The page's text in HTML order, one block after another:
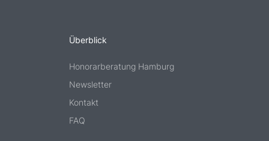
Überblick
Honorarberatung Hamburg
Newsletter
Kontakt
FAQ